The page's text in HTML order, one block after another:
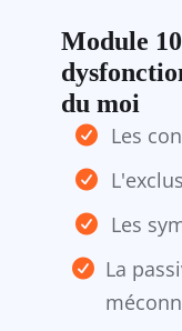
Module
du moi
Les
Les
La